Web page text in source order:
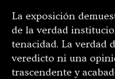
La exposición
de la verdad
tenacidad. La verdad
veredicto ni una
trascendente y